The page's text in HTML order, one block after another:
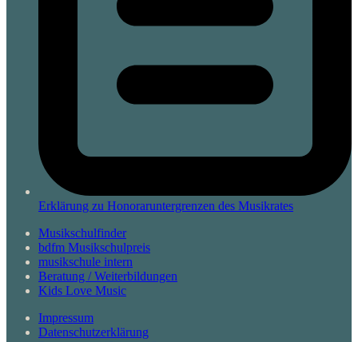
Erklärung zu Honoraruntergrenzen des Musikrates
Musikschulfinder
bdfm Musikschulpreis
musikschule intern
Beratung / Weiterbildungen
Kids Love Music
Impressum
Datenschutzerklärung